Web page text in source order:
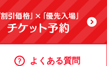
よくある質問